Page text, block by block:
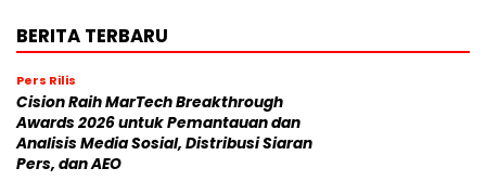
BERITA TERBARU
Pers Rilis
Cision Raih MarTech Breakthrough
Awards 2026 untuk Pemantauan dan
Analisis Media Sosial, Distribusi Siaran
Pers, dan AEO